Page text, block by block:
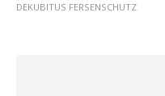
DEKUBITUS FERSENSCHUTZ